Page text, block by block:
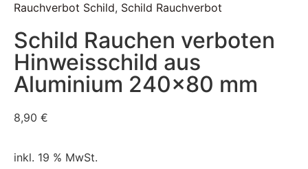
Rauchverbot Schild, Schild Rauchverbot
Schild Rauchen verboten
Hinweisschild aus
Aluminium 240×80 mm
8,90 €
inkl. 19 % MwSt.